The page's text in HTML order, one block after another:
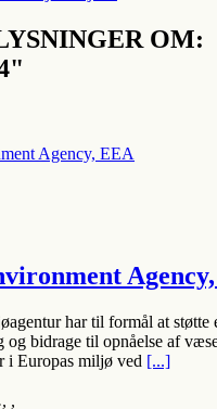
OM:
har til formål at støtte
bidrage til opnåelse af
i Europas miljø ved [...]